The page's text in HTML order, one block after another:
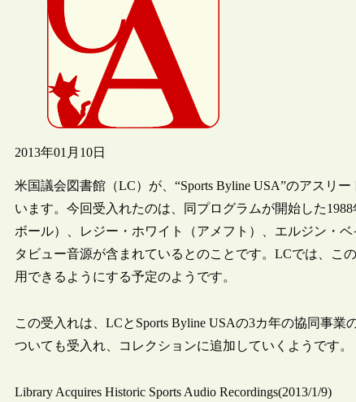
2013年01月10日
米国議会図書館（LC）が、“Sports Byline USA”のアスリ
います。今回受入れたのは、同プログラムが開始した
ボール）、レジー・ホワイト（アメフト）、エルジン・
タビュー音源が含まれているとのことです。LCでは、こ
用できるようにする予定のようです。
この受入れは、LCとSports Byline USAの3カ年の協同事
ついても受入れ、コレクションに追加していくようです。
Library Acquires Historic Sports Audio Recordings(2013/1/9)